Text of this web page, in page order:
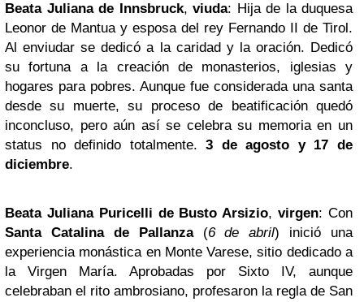
Beata Juliana de Innsbruck, viuda: Hija de la duquesa
Leonor de Mantua y esposa del rey Fernando II de Tirol.
Al enviudar se dedicó a la caridad y la oración. Dedicó
su fortuna a la creación de monasterios, iglesias y
hogares para pobres. Aunque fue considerada una santa
desde su muerte, su proceso de beatificación quedó
inconcluso, pero aún así se celebra su memoria en un
status no definido totalmente.3 de agosto y 17 de
diciembre.
Beata Juliana Puricelli de Busto Arsizio,virgen: Con
Santa Catalina de Pallanza(6 de abril) inició una
experiencia monástica en Monte Varese, sitio dedicado a
la Virgen María. Aprobadas por Sixto IV, aunque
celebraban el rito ambrosiano, profesaron la regla de San